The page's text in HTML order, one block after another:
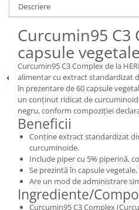
Descriere
Curcumin95 C3
capsule vegetale
Curcumin95 C3 Complex de la
alimentar cu extract standardizat
în prezentare de 60 capsule
un conținut ridicat de
negru, conform compoziției
Beneficii
Conține extract standardizat
curcuminoide.
Include piper cu 5% piperină,
Se prezintă în capsule
Are un mod de administrare
Ingrediente/
Curcumin95 C3 Complex